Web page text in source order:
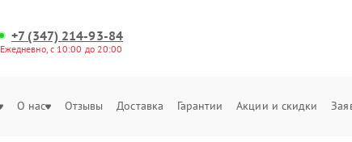
+7 (347) 214-93-84
Ежедневно, с 10:00 до 20:00
О нас Отзывы Доставка Гарантии Акции и скидки